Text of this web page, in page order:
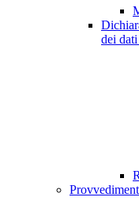
dei dati